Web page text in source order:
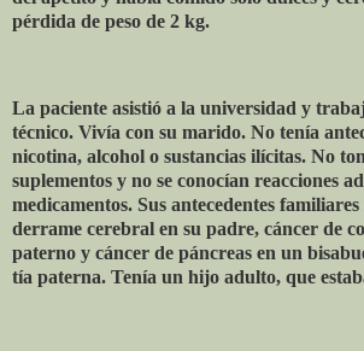
pérdida de peso de 2 kg.
La paciente asistió a la universidad y
técnico. Vivía con su marido. No tenía
nicotina, alcohol o sustancias ilícitas. No
suplementos y no se conocían reacciones
medicamentos. Sus antecedentes
derrame cerebral en su padre, cáncer de
paterno y cáncer de páncreas en un
tía paterna. Tenía un hijo adulto, que